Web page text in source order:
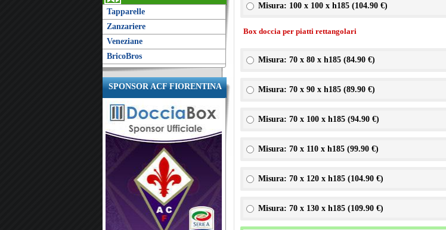
Tapparelle
Zanzariere
Veneziane
BricoBros
SPONSOR ACF FIORENTINA
Misura: 100 x 100 x h185 (104.90 €)
Box doccia per piatti rettangolari
Misura: 70 x 80 x h185 (84.90 €)
Misura: 70 x 90 x h185 (89.90 €)
Misura: 70 x 100 x h185 (94.90 €)
Misura: 70 x 110 x h185 (99.90 €)
Misura: 70 x 120 x h185 (104.90 €)
Misura: 70 x 130 x h185 (109.90 €)